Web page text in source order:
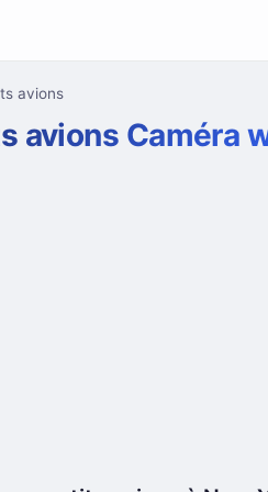
avions
avions Caméra